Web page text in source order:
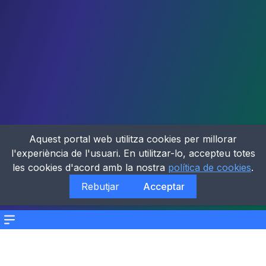
Menu
Aquest portal web utilitza cookies per millorar
l'experiència de l'usuari. En utilitzar-lo, accepteu totes
les cookies d'acord amb la nostra política de cookies.
Rebutjar
Acceptar